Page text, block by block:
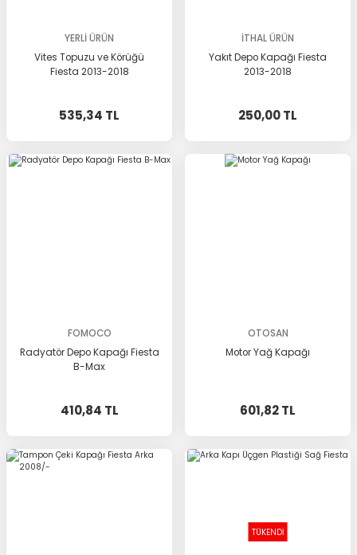
YERLİ ÜRÜN
Vites Topuzu ve Körüğü
Fiesta 2013-2018
535,34 TL
İTHAL ÜRÜN
Yakıt Depo Kapağı Fiesta
2013-2018
250,00 TL
FOMOCO
Radyatör Depo Kapağı Fiesta
B-Max
410,84 TL
OTOSAN
Motor Yağ Kapağı
601,82 TL
TÜKENDİ